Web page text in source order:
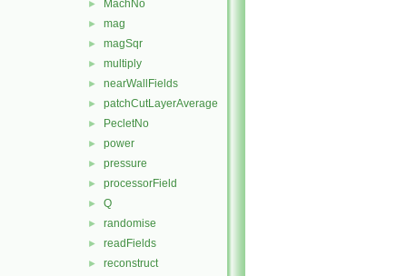
► MachNo
► mag
► magSqr
► multiply
► nearWallFields
► patchCutLayerAverage
► PecletNo
► power
► pressure
► processorField
► Q
► randomise
► readFields
► reconstruct